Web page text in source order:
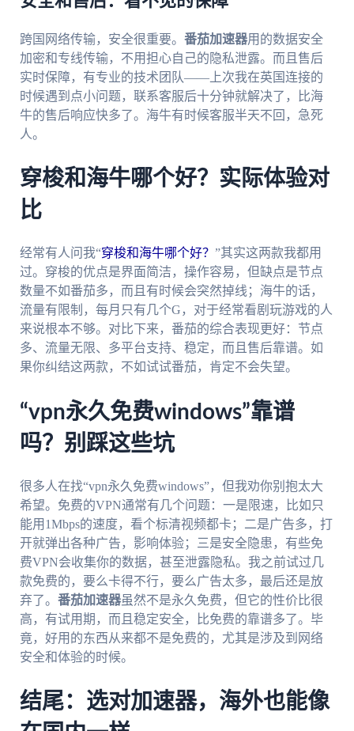
跨国网络传输，安全很重要。 番茄加速器用的数据安全
加密和专线传输，不用担心自己的隐私泄露。而且售后
实时保障，有专业的技术团队——上次我在英国连接的
时候遇到点小问题，联系客服后十分钟就解决了，比海
牛的售后响应快多了。海牛有时候客服半天不回，急死
人。
穿梭和海牛哪个好？实际体验对
比
经常有人问我“穿梭和海牛哪个好？ ”其实这两款我都用
过。穿梭的优点是界面简洁，操作容易，但缺点是节点
数量不如番茄多，而且有时候会突然掉线；海牛的话，
流量有限制，每月只有几个G，对于经常看剧玩游戏的人
来说根本不够。对比下来，番茄的综合表现更好：节点
多、流量无限、多平台支持、稳定，而且售后靠谱。如
果你纠结这两款，不如试试番茄，肯定不会失望。
“vpn永久免费windows”靠谱
吗？别踩这些坑
很多人在找“vpn永久免费windows”，但我劝你别抱太大
希望。免费的VPN通常有几个问题：一是限速，比如只
能用1Mbps的速度，看个标清视频都卡；二是广告多，打
开就弹出各种广告，影响体验；三是安全隐患，有些免
费VPN会收集你的数据，甚至泄露隐私。我之前试过几
款免费的，要么卡得不行，要么广告太多，最后还是放
弃了。 番茄加速器虽然不是永久免费，但它的性价比很
高，有试用期，而且稳定安全，比免费的靠谱多了。毕
竟，好用的东西从来都不是免费的，尤其是涉及到网络
安全和体验的时候。
结尾：选对加速器，海外也能像